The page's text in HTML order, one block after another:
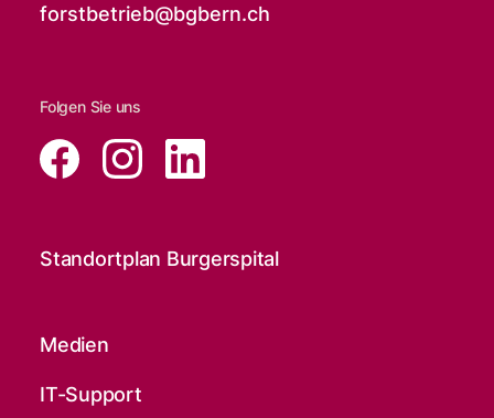
forstbetrieb@bgbern.ch
Folgen Sie uns
Standortplan Burgerspital
Medien
IT-Support